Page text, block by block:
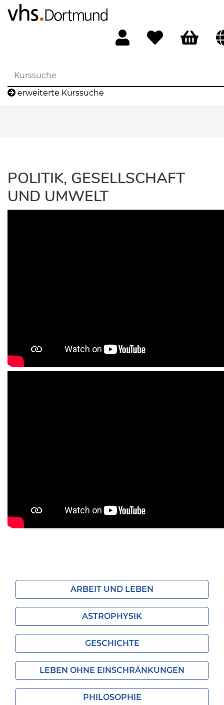
erweiterte Kurssuche
POLITIK, GESELLSCHAFT
UND UMWELT
ARBEIT UND LEBEN
ASTROPHYSIK
GESCHICHTE
LEBEN OHNE EINSCHRÄNKUNGEN
PHILOSOPHIE